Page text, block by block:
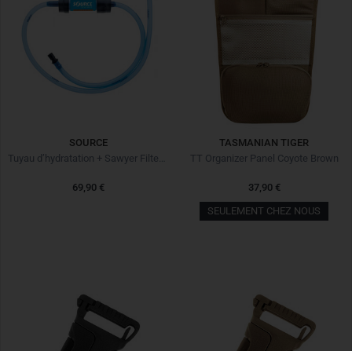
SOURCE
Tuyau d’hydratation + Sawyer Filter Kit
69,90 €
TASMANIAN TIGER
TT Organizer Panel Coyote Brown
37,90 €
SEULEMENT CHEZ NOUS